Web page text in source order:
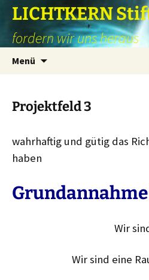
Zum
Inhalt
springen
LICHTKERN
fordern wir uns heraus
Menü
Projektfeld 3
wahrhaftig und gütig das
haben
Grundannahme
Wir
Wir sind eine